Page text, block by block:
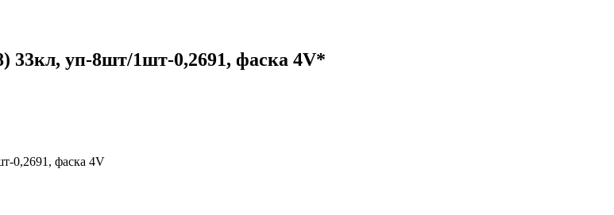
33кл, уп-8шт/1шт-0,2691, фаска 4V*
0,2691, фаска 4V